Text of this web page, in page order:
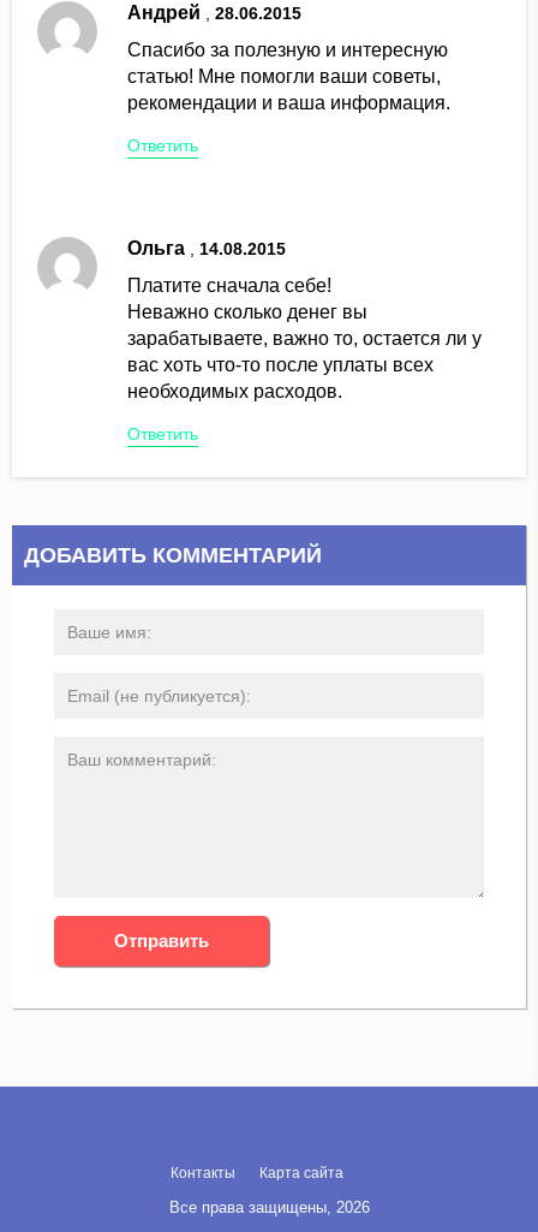
Андрей 28.06.2015
Спасибо за полезную и интересную
статью! Мне помогли ваши советы,
рекомендации и ваша информация.
Ответить
Ольга 14.08.2015
Платите сначала себе!
Неважно сколько денег вы
зарабатываете, важно то, остается ли у
вас хоть что-то после уплаты всех
необходимых расходов.
Ответить
ДОБАВИТЬ КОММЕНТАРИЙ
Карта сайта
Контакты
Все права защищены, 2026